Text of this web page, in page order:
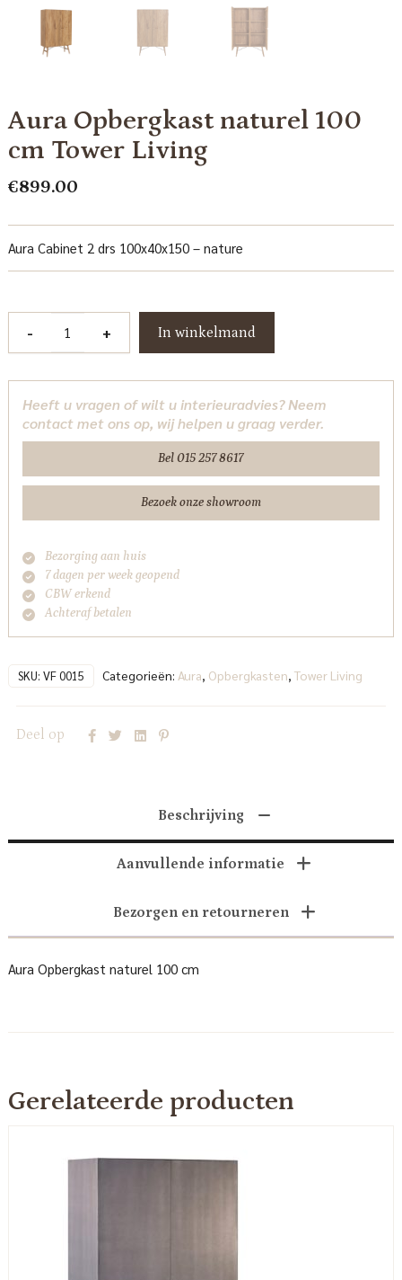
Aura Opbergkast naturel 100
cm Tower Living
€899.00
Aura Cabinet 2 drs 100x40x150 – nature
-
Opbergkast
100
cm
Tower
aantal
+ In winkelmand
Heeft u vragen of wilt u interieuradvies? Neem
contact met ons op, wij helpen u graag verder.
Bel 015 257 8617
Bezoek onze showroom
Bezorging aan huis
7 dagen per week geopend
CBW erkend
Achteraf betalen
SKU: VF 0015 Categorieën: Aura Opbergkasten Tower Living
Deel op
Beschrijving
Aanvullende informatie
Bezorgen en retourneren
Aura Opbergkast naturel 100 cm
Gerelateerde producten